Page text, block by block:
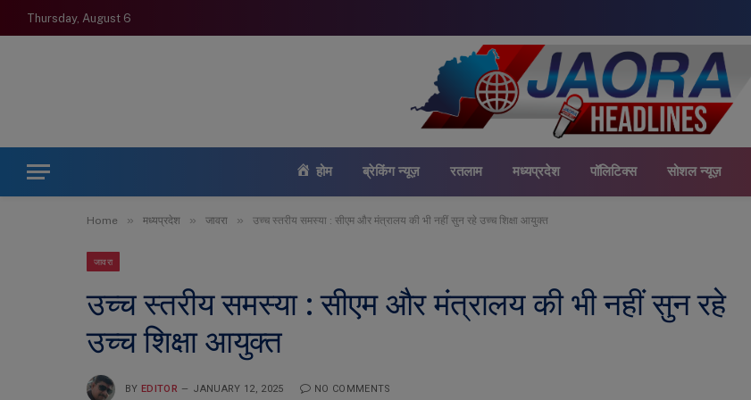
Thursday, August 6
होम ब्रेकिंग न्यूज़ रतलाम मध्यप्रदेश पॉलिटिक्स सोशल न्यूज़
Home » मध्यप्रदेश » जावरा » उच्च स्तरीय समस्या : सीएम और मंत्रालय की भी नहीं सुन रहे उच्च शिक्षा आयुक्त
जावरा
उच्च स्तरीय समस्या : सीएम और मंत्रालय की भी नहीं सुन रहे
उच्च शिक्षा आयुक्त
BY EDITOR JANUARY 12, 2025 NO COMMENTS